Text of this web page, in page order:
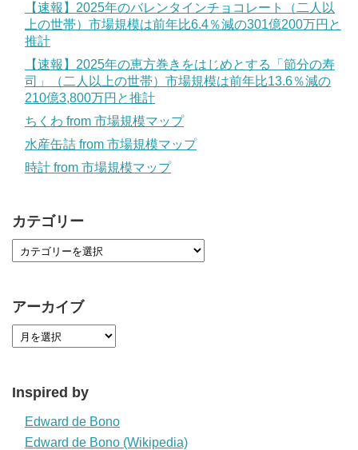
【速報】2025年のバレンタインチョコレート（二人以
上の世帯）市場規模は前年比6.4％減の301億200万円と
推計
【速報】2025年の恵方巻きをはじめとする「節分の寿
司」（二人以上の世帯）市場規模は前年比13.6％減の
210億3,800万円と推計
ちくわ from 市場規模マップ
水産缶詰 from 市場規模マップ
時計 from 市場規模マップ
カテゴリー
アーカイブ
Inspired by
Edward de Bono
Edward de Bono (Wikipedia)